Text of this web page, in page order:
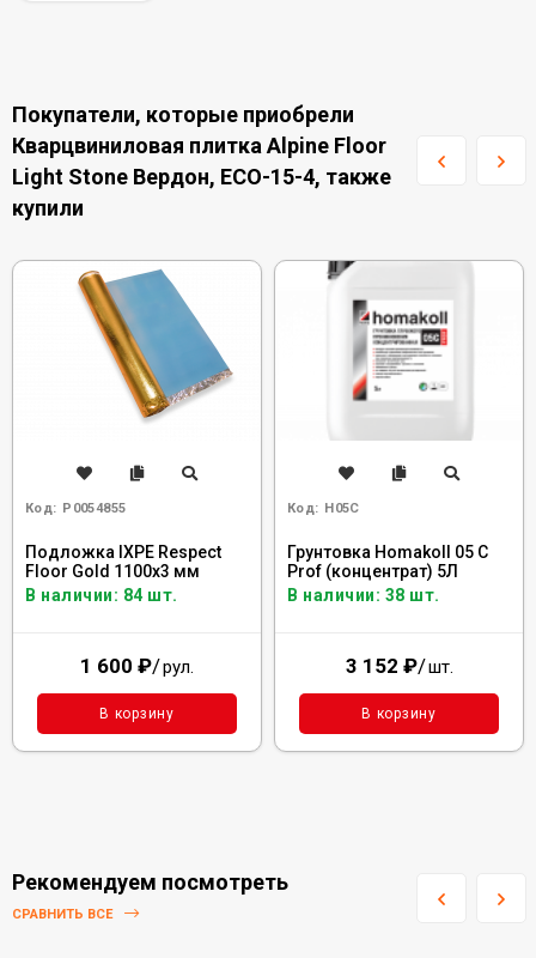
Покупатели, которые приобрели
Кварцвиниловая плитка Alpine Floor
Light Stone Вердон, ECO-15-4, также
купили
Код: Р0054855
Подложка IXPE Respect
Floor Gold 1100х3 мм
В наличии: 84 шт.
1 600 ₽/рул.
В корзину
Код: H05C
Грунтовка Homakoll 05 C
Prof (концентрат) 5Л
В наличии: 38 шт.
3 152 ₽/шт.
В корзину
Рекомендуем посмотреть
СРАВНИТЬ ВСЕ